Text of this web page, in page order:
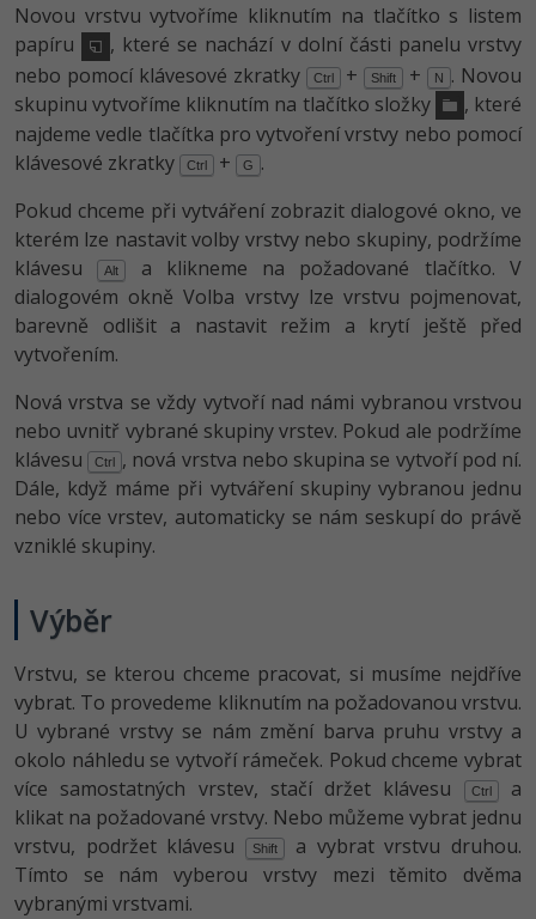
Novou vrstvu vytvoříme kliknutím na tlačítko s listem
papíru
, které se nachází v dolní části panelu vrstvy
nebo pomocí klávesové zkratky
Ctrl + Shift + N
. Novou
skupinu vytvoříme kliknutím na tlačítko složky
, které
najdeme vedle tlačítka pro vytvoření vrstvy nebo pomocí
klávesové zkratky
Ctrl + G
.
Pokud chceme při vytváření zobrazit dialogové okno, ve
kterém lze nastavit volby vrstvy nebo skupiny, podržíme
klávesu Alt
a klikneme na požadované tlačítko. V
dialogovém okně Volba vrstvy lze vrstvu pojmenovat,
barevně odlišit a nastavit režim a krytí ještě před
vytvořením.
Nová vrstva se vždy vytvoří nad námi vybranou vrstvou
nebo uvnitř vybrané skupiny vrstev. Pokud ale podržíme
klávesu Ctrl
, nová vrstva nebo skupina se vytvoří pod ní.
Dále, když máme při vytváření skupiny vybranou jednu
nebo více vrstev, automaticky se nám seskupí do právě
vzniklé skupiny.
Výběr
Vrstvu, se kterou chceme pracovat, si musíme nejdříve
vybrat. To provedeme kliknutím na požadovanou vrstvu.
U vybrané vrstvy se nám změní barva pruhu vrstvy a
okolo náhledu se vytvoří rámeček. Pokud chceme vybrat
více samostatných vrstev, stačí držet klávesu
Ctrl
a
klikat na požadované vrstvy. Nebo můžeme vybrat jednu
vrstvu, podržet klávesu Shift
a vybrat vrstvu druhou.
Tímto se nám vyberou vrstvy mezi těmito dvěma
vybranými vrstvami.